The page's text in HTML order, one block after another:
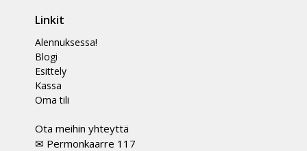
Linkit
Alennuksessa!
Blogi
Esittely
Kassa
Oma tili
Ota meihin yhteyttä
✉ Permonkaarre 117